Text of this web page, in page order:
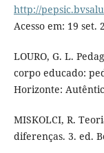
http://
Acesso em: 19 set.
LOURO, G. L.
corpo educado:
Horizonte:
MISKOLCI, R.
diferenças. 3. ed.